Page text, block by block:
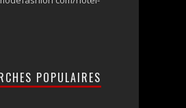
POPULAIRES